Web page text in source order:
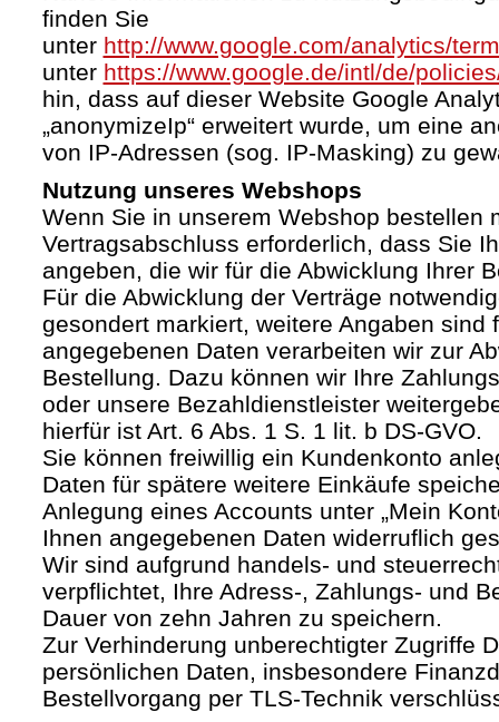
finden Sie
unter http://www.google.com/analytics/
unter https://www.google.de/intl/de/
hin, dass auf dieser Website Google
„anonymizeIp“ erweitert wurde, um eine
von IP-Adressen (sog. IP-Masking) zu
Nutzung unseres Webshops
Wenn Sie in unserem Webshop bestellen
Vertragsabschluss erforderlich, dass Sie
angeben, die wir für die Abwicklung Ihrer
Für die Abwicklung der Verträge
gesondert markiert, weitere Angaben sind
angegebenen Daten verarbeiten wir zur
Bestellung. Dazu können wir Ihre
oder unsere Bezahldienstleister
hierfür ist Art. 6 Abs. 1 S. 1 lit. b DS-GVO.
Sie können freiwillig ein Kundenkonto
Daten für spätere weitere Einkäufe
Anlegung eines Accounts unter „Mein
Ihnen angegebenen Daten widerruflich
Wir sind aufgrund handels- und
verpflichtet, Ihre Adress-, Zahlungs- und
Dauer von zehn Jahren zu speichern.
Zur Verhinderung unberechtigter Zugriffe
persönlichen Daten, insbesondere
Bestellvorgang per TLS-Technik